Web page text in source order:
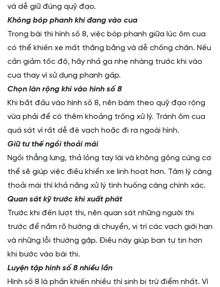
và dễ giữ đúng quỹ đạo.
Không bóp phanh khi đang vào cua
Trong bài thi hình số 8, việc bóp phanh giữa lúc ôm cua
có thể khiến xe mất thăng bằng và dễ chống chân. Nếu
cần giảm tốc độ, hãy nhả ga nhẹ nhàng trước khi vào
cua thay vì sử dụng phanh gấp.
Chọn làn rộng khi vào hình số 8
Khi bắt đầu vào hình số 8, nên bám theo quỹ đạo rộng
vừa phải để có thêm khoảng trống xử lý. Tránh ôm cua
quá sát vì rất dễ đè vạch hoặc đi ra ngoài hình.
Giữ tư thế ngồi thoải mái
Ngồi thẳng lưng, thả lỏng tay lái và không gồng cứng cơ
thể sẽ giúp việc điều khiển xe linh hoạt hơn. Tâm lý càng
thoải mái thì khả năng xử lý tình huống càng chính xác.
Quan sát kỹ trước khi xuất phát
Trước khi đến lượt thi, nên quan sát những người thi
trước để nắm rõ hướng di chuyển, vị trí các vạch giới hạn
và những lỗi thường gặp. Điều này giúp bạn tự tin hơn
khi bước vào bài thi.
Luyện tập hình số 8 nhiều lần
Hình số 8 là phần khiến nhiều thí sinh bị trừ điểm nhất. Vì